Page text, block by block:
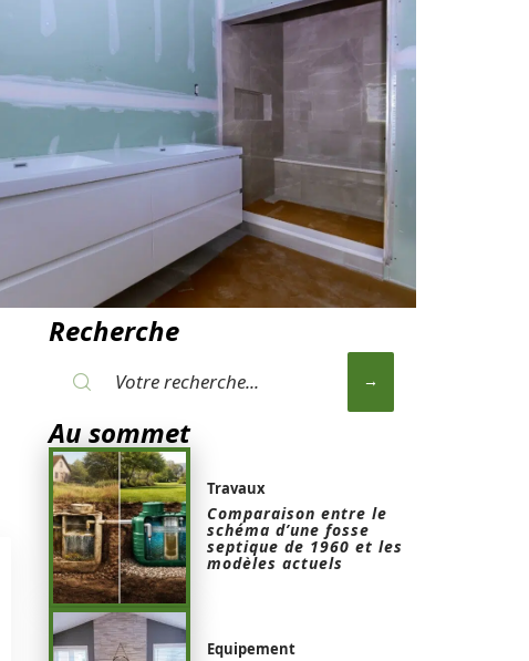
Recherche
Au sommet
Travaux
Comparaison entre le
schéma d’une fosse
septique de 1960 et les
modèles actuels
Equipement